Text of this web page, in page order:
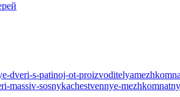
dveri-s-patinoj-ot-proizvoditelya
massiv-sosnykachestvennye-